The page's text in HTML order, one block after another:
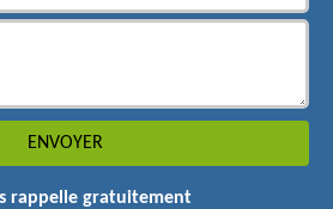
rappelle gratuitement